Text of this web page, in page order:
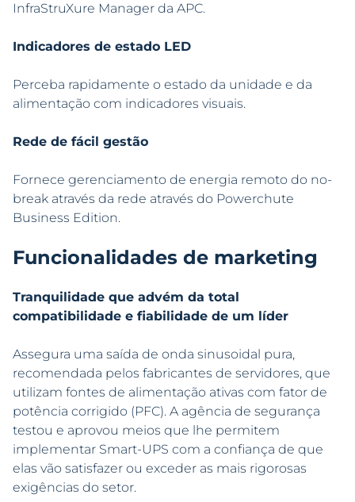
InfraStruXure Manager da APC.
Indicadores de estado LED
Perceba rapidamente o estado da unidade e da
alimentação com indicadores visuais.
Rede de fácil gestão
Fornece gerenciamento de energia remoto do no-
break através da rede através do Powerchute
Business Edition.
Funcionalidades de marketing
Tranquilidade que advém da total
compatibilidade e fiabilidade de um líder
Assegura uma saída de onda sinusoidal pura,
recomendada pelos fabricantes de servidores, que
utilizam fontes de alimentação ativas com fator de
potência corrigido (PFC). A agência de segurança
testou e aprovou meios que lhe permitem
implementar Smart-UPS com a confiança de que
elas vão satisfazer ou exceder as mais rigorosas
exigências do setor.